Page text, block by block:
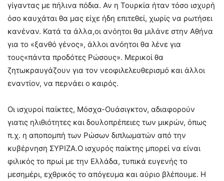
γίγαντας με πήλινα πόδια. Αν η Τουρκία ήταν τόσο ισχυρή
όσο καυχάται θα μας είχε ήδη επιτεθεί, χωρίς να ρωτήσει
κανέναν. Κατά τα άλλα,οι ανόητοι θα μιλάνε στην Αθήνα
για το «ξανθό γένος», άλλοι ανόητοι θα λένε για
τους«πάντα προδότες Ρώσους». Μερικοί θα
ζητωκραυγάζουν για τον νεοφιλελευθερισμό και άλλοι
εναντίον, να περνάει ο καιρός.
Οι ισχυροί παίκτες, Μόσχα-Ουάσιγκτον, αδιαφορούν
γιατις ηλιθιότητες και δουλοπρέπειες των μικρών, όπως
π.χ. η αποπομπή των Ρώσων διπλωματών από την
κυβέρνηση ΣΥΡΙΖΑ.Ο ισχυρός παίκτης μπορεί να είναι
φιλικός το πρωί με την Ελλάδα, τυπικά ευγενής το
μεσημέρι, εχθρικός το απόγευμα και αύριο βλέπουμε. Η